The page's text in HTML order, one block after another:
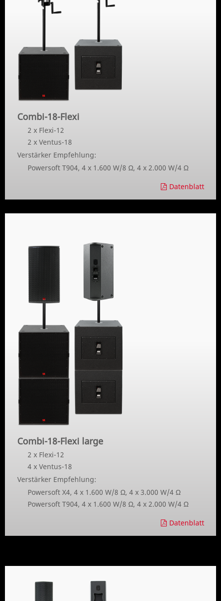
Combi-18-Flexi
2 x Flexi-12
2 x Ventus-18
Verstärker Empfehlung:
Powersoft T904, 4 x 1.600 W/8 Ω, 4 x 2.000 W/4 Ω
Datenblatt
Combi-18-Flexi large
2 x Flexi-12
4 x Ventus-18
Verstärker Empfehlung:
Powersoft X4, 4 x 1.600 W/8 Ω, 4 x 3.000 W/4 Ω
Powersoft T904, 4 x 1.600 W/8 Ω, 4 x 2.000 W/4 Ω
Datenblatt